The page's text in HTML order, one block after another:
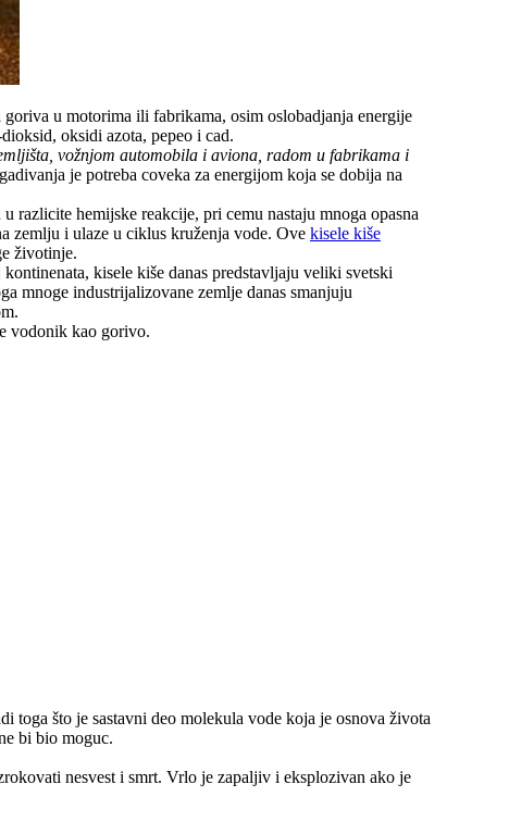
u motorima ili fabrikama, osim oslobadjanja energije
oksidi azota, pepeo i cad.
vožnjom automobila i aviona, radom u fabrikama i
je potreba coveka za energijom koja se dobija na
razlicite hemijske reakcije, pri cemu nastaju mnoga opasna
zemlju i ulaze u ciklus kruženja vode. Ove kisele kiše
životinje.
kisele kiše danas predstavljaju veliki svetski
mnoge industrijalizovane zemlje danas smanjuju
vodonik kao gorivo.
toga što je sastavni deo molekula vode koja je osnova života
bi bio moguc.
nesvest i smrt. Vrlo je zapaljiv i eksplozivan ako je